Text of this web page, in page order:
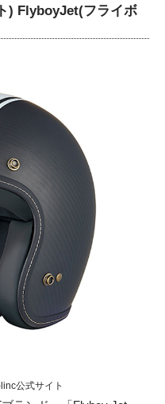
) FlyboyJet(フライボ
公式サイト